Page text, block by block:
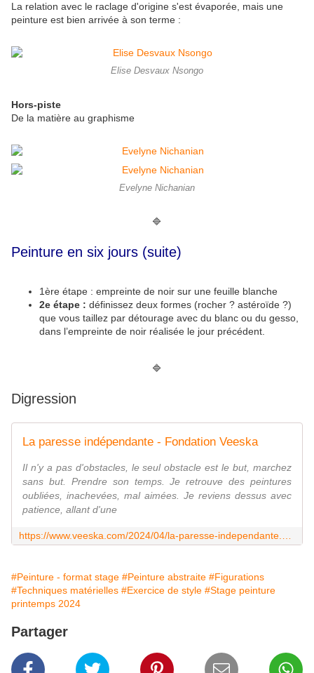
La relation avec le raclage d'origine s'est évaporée, mais une
peinture est bien arrivée à son terme :
Elise Desvaux Nsongo
Hors-piste
De la matière au graphisme
Evelyne Nichanian
🔷
Peinture en six jours (suite)
1ère étape : empreinte de noir sur une feuille blanche
2e étape : définissez deux formes (rocher ? astéroïde ?)
que vous taillez par détourage avec du blanc ou du gesso,
dans l’empreinte de noir réalisée le jour précédent.
🔷
Digression
La paresse indépendante - Fondation Veeska
Il n'y a pas d'obstacles, le seul obstacle est le but, marchez
sans but. Prendre son temps. Je retrouve des peintures
oubliées, inachevées, mal aimées. Je reviens dessus avec
patience, allant d'une
#Peinture - format stage #Peinture abstraite #Figurations
#Techniques matérielles #Exercice de style #Stage peinture
printemps 2024
Partager